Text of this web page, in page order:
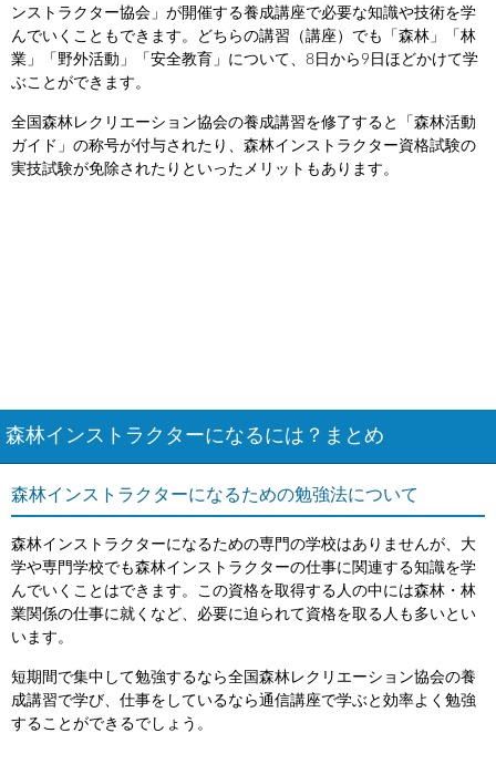
ンストラクター協会」が開催する養成講座で必要な知識や技術を学
んでいくこともできます。どちらの講習（講座）でも「森林」「林
業」「野外活動」「安全教育」について、8日から9日ほどかけて学
ぶことができます。
全国森林レクリエーション協会の養成講習を修了すると「森林活動
ガイド」の称号が付与されたり、森林インストラクター資格試験の
実技試験が免除されたりといったメリットもあります。
森林インストラクターになるには？まとめ
森林インストラクターになるための勉強法について
森林インストラクターになるための専門の学校はありませんが、大
学や専門学校でも森林インストラクターの仕事に関連する知識を学
んでいくことはできます。この資格を取得する人の中には森林・林
業関係の仕事に就くなど、必要に迫られて資格を取る人も多いとい
います。
短期間で集中して勉強するなら全国森林レクリエーション協会の養
成講習で学び、仕事をしているなら通信講座で学ぶと効率よく勉強
することができるでしょう。